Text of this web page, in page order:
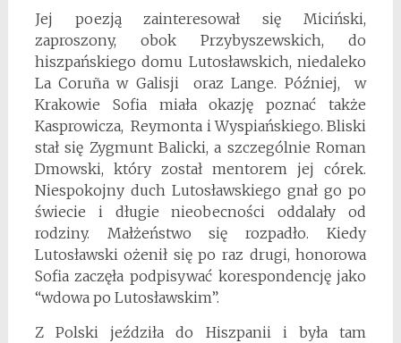
Jej poezją zainteresował się Miciński,
zaproszony, obok Przybyszewskich, do
hiszpańskiego domu Lutosławskich, niedaleko
La Coruña w Galisji oraz Lange. Później, w
Krakowie Sofia miała okazję poznać także
Kasprowicza, Reymonta i Wyspiańskiego. Bliski
stał się Zygmunt Balicki, a szczególnie Roman
Dmowski, który został mentorem jej córek.
Niespokojny duch Lutosławskiego gnał go po
świecie i długie nieobecności oddalały od
rodziny. Małżeństwo się rozpadło. Kiedy
Lutosławski ożenił się po raz drugi, honorowa
Sofia zaczęła podpisywać korespondencję jako
“wdowa po Lutosławskim”.
Z Polski jeździła do Hiszpanii i była tam